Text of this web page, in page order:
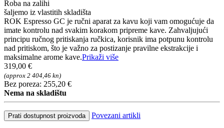
Roba na zalihi
šaljemo iz vlastitih skladišta
ROK Espresso GC je ručni aparat za kavu koji vam omogućuje da
imate kontrolu nad svakim korakom pripreme kave. Zahvaljujući
principu ručnog pritiskanja ručkica, korisnik ima potpunu kontrolu
nad pritiskom, što je važno za postizanje pravilne ekstrakcije i
maksimalne arome kave.Prikaži više
319,00 €
(approx 2 404,46 kn)
Bez poreza: 255,20 €
Nema na skladištu
Prati dostupnost proizvoda Povezani artikli